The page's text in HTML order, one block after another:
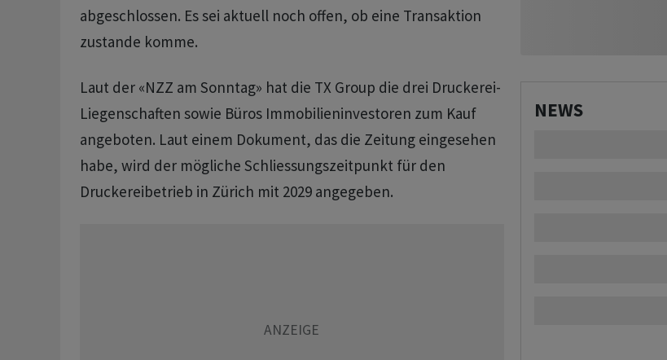
abgeschlossen. Es sei aktuell noch offen, ob eine Transaktion
zustande komme.
Laut der «NZZ am Sonntag» hat die TX Group die drei Druckerei-
Liegenschaften sowie Büros Immobilieninvestoren zum Kauf
angeboten. Laut einem Dokument, das die Zeitung eingesehen
habe, wird der mögliche Schliessungszeitpunkt für den
Druckereibetrieb in Zürich mit 2029 angegeben.
NEWS